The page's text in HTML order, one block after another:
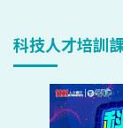
科技人才培訓